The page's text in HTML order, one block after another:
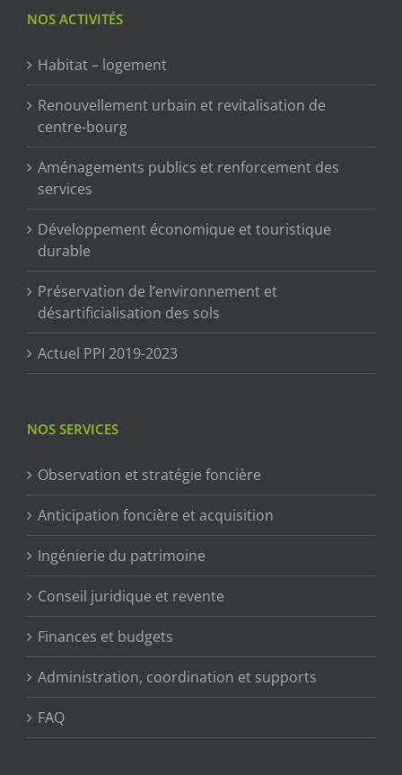
NOS ACTIVITÉS
Habitat – logement
Renouvellement urbain et revitalisation de
centre-bourg
Aménagements publics et renforcement des
services
Développement économique et touristique
durable
Préservation de l’environnement et
désartificialisation des sols
Actuel PPI 2019-2023
NOS SERVICES
Observation et stratégie foncière
Anticipation foncière et acquisition
Ingénierie du patrimoine
Conseil juridique et revente
Finances et budgets
Administration, coordination et supports
FAQ